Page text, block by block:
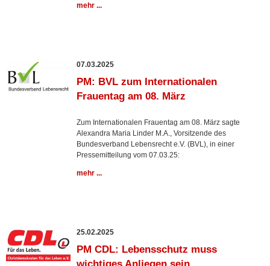
mehr ...
07.03.2025
PM: BVL zum Internationalen
Frauentag am 08. März
Zum Internationalen Frauentag am 08. März sagte
Alexandra Maria Linder M.A., Vorsitzende des
Bundesverband Lebensrecht e.V. (BVL), in einer
Pressemitteilung vom 07.03.25:
mehr ...
25.02.2025
PM CDL: Lebensschutz muss